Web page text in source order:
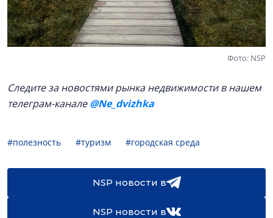
Фото: NSP
Следите за новостями рынка недвижимости в нашем
телеграм-канале@Ne_dvizhka
#полезность #туризм #городская среда
NSP новости в
NSP новости в